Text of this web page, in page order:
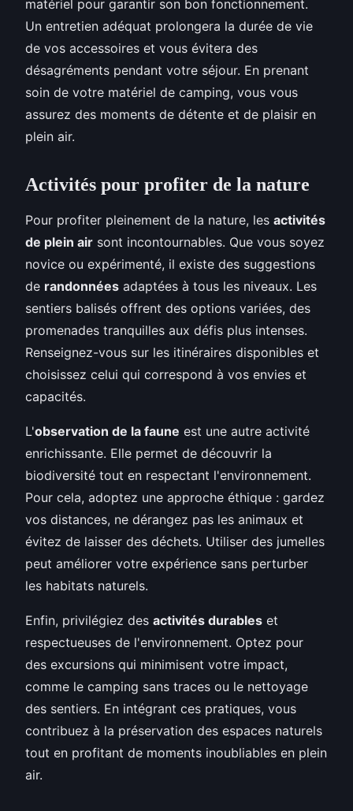
matériel pour garantir son bon fonctionnement.
Un entretien adéquat prolongera la durée de vie
de vos accessoires et vous évitera des
désagréments pendant votre séjour. En prenant
soin de votre matériel de camping, vous vous
assurez des moments de détente et de plaisir en
plein air.
Activités pour profiter de la nature
Pour profiter pleinement de la nature, les activités
de plein air sont incontournables. Que vous soyez
novice ou expérimenté, il existe des suggestions
de randonnées adaptées à tous les niveaux. Les
sentiers balisés offrent des options variées, des
promenades tranquilles aux défis plus intenses.
Renseignez-vous sur les itinéraires disponibles et
choisissez celui qui correspond à vos envies et
capacités.
L'observation de la faune est une autre activité
enrichissante. Elle permet de découvrir la
biodiversité tout en respectant l'environnement.
Pour cela, adoptez une approche éthique : gardez
vos distances, ne dérangez pas les animaux et
évitez de laisser des déchets. Utiliser des jumelles
peut améliorer votre expérience sans perturber
les habitats naturels.
Enfin, privilégiez des activités durables et
respectueuses de l'environnement. Optez pour
des excursions qui minimisent votre impact,
comme le camping sans traces ou le nettoyage
des sentiers. En intégrant ces pratiques, vous
contribuez à la préservation des espaces naturels
tout en profitant de moments inoubliables en plein
air.